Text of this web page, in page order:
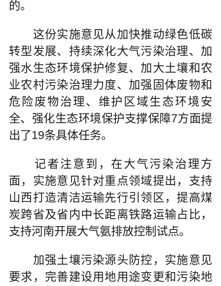
的。
这份实施意见从加快推动绿色低碳
转型发展、持续深化大气污染治理、加
强水生态环境保护修复、加大土壤和农
业农村污染治理力度、加强固体废物和
危险废物治理、维护区域生态环境安
全、强化生态环境保护支撑保障7方面提
出了19条具体任务。
记者注意到，在大气污染治理方
面，实施意见针对重点领域提出，支持
山西打造清洁运输先行引领区，提高煤
炭跨省及省内中长距离铁路运输占比，
支持河南开展大气氨排放控制试点。
加强土壤污染源头防控，实施意见
要求，完善建设用地用途变更和污染地